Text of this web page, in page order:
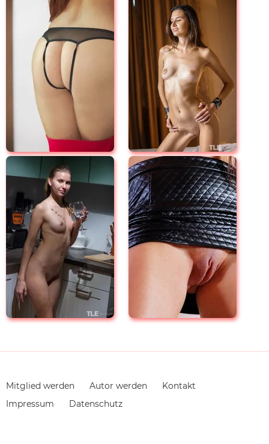
Navigation
überspringen
Mitglied werden Autor werden
Kontakt
Impressum
Datenschutz